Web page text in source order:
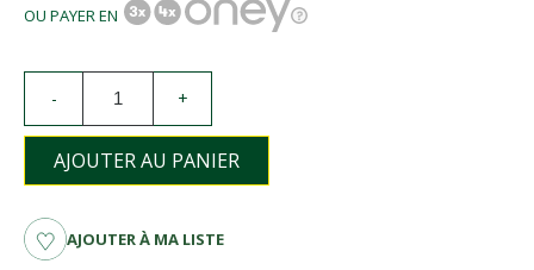
OU PAYER EN
- +
AJOUTER AU PANIER
AJOUTER À MA LISTE